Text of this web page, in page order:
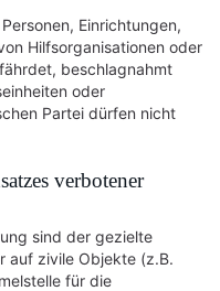
Einrichtungen,
Hilfsorganisationen oder
beschlagnahmt
oder
Partei dürfen nicht
verbotener
sind der gezielte
auf zivile Objekte (z.B.
für die